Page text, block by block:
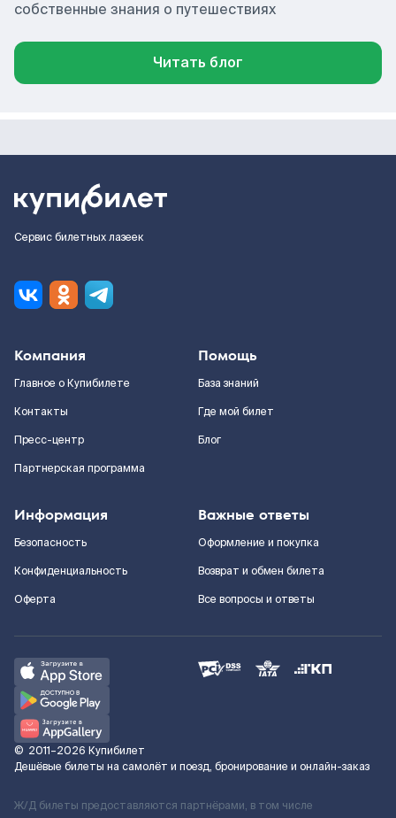
собственные знания о путешествиях
Читать блог
Сервис билетных лазеек
Компания
Главное о Купибилете
Контакты
Пресс-центр
Партнерская программа
Помощь
База знаний
Где мой билет
Блог
Информация
Безопасность
Конфиденциальность
Оферта
Важные ответы
Оформление и покупка
Возврат и обмен билета
Все вопросы и ответы
© 2011–2026 Купибилет
Дешёвые билеты на самолёт и поезд, бронирование и онлайн-заказ
Ж/Д билеты предоставляются партнёрами, в том числе